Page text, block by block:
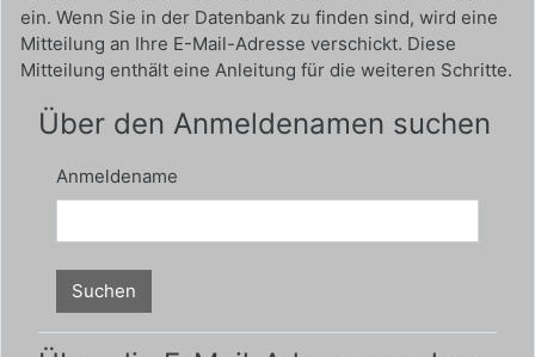
ein. Wenn Sie in der Datenbank zu finden sind, wird eine
Mitteilung an Ihre E-Mail-Adresse verschickt. Diese
Mitteilung enthält eine Anleitung für die weiteren Schritte.
Über den Anmeldenamen suchen
Anmeldename